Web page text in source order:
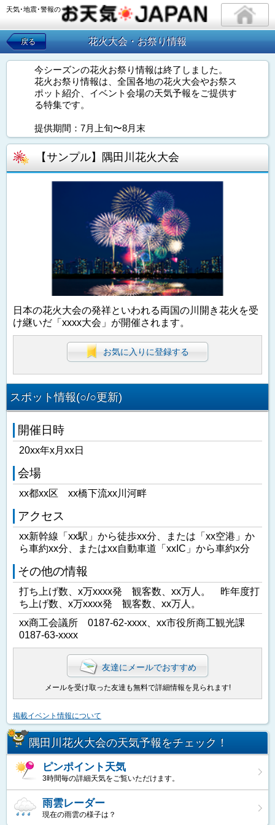
天気･地震･警報の
戻る 花火大会・お祭り情報
今シーズンの花火お祭り情報は終了しました。
花火お祭り情報は、全国各地の花火大会やお祭ス
ポット紹介、イベント会場の天気予報をご提供す
る特集です。
提供期間：7月上旬〜8月末
【サンプル】隅田川花火大会
日本の花火大会の発祥といわれる両国の川開き花火を受
け継いだ「xxxx大会」が開催されます。
お気に入りに登録する
スポット情報(○/○更新)
開催日時
20xx年x月xx日
会場
xx都xx区 xx橋下流xx川河畔
アクセス
xx新幹線「xx駅」から徒歩xx分、または「xx空港」か
ら車約xx分、またはxx自動車道「xxIC」から車約x分
その他の情報
打ち上げ数、x万xxxx発 観客数、xx万人。 昨年度打
ち上げ数、x万xxxx発 観客数、xx万人。
xx商工会議所 0187-62-xxxx、xx市役所商工観光課
0187-63-xxxx
友達にメールでおすすめ
メールを受け取った友達も無料で詳細情報を見られます!
掲載イベント情報について
隅田川花火大会の天気予報をチェック！
ピンポイント天気
3時間毎の詳細天気をご覧いただけます。
雨雲レーダー
現在の雨雲の様子は？